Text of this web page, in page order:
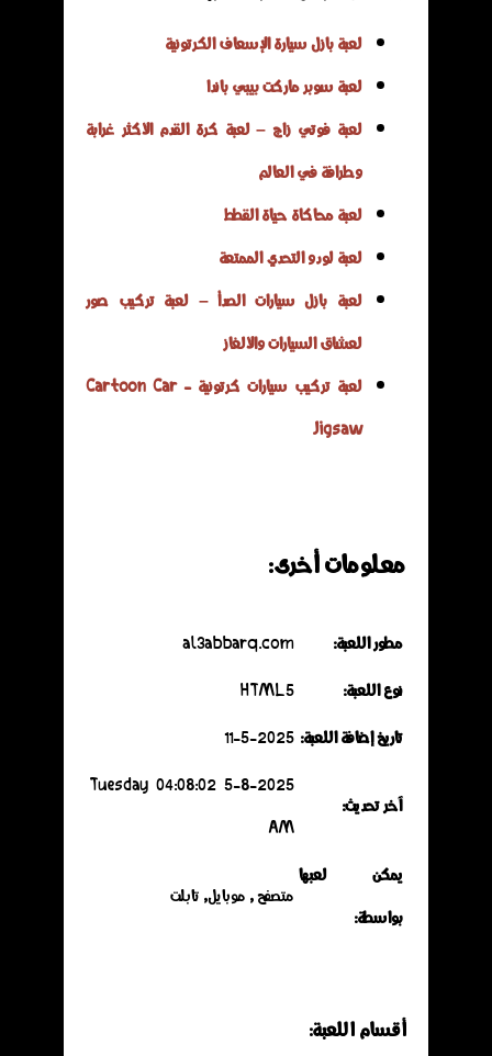
لعبة بازل سيارة الإسعاف الكرتونية
لعبة سوبر ماركت بيبي باندا
لعبة فوتي زاج – لعبة كرة القدم الأكثر غرابة
وطرافة في العالم
لعبة محاكاة حياة القطط
لعبة لودو التحدي الممتعة
لعبة بازل سيارات الصدأ – لعبة تركيب صور
لعشاق السيارات والألغاز
لعبة تركيب سيارات كرتونية - Cartoon Car
Jigsaw
معلومات أخرى:
مطور اللعبة:
al3abbarq.com
نوع اللعبة:
HTML5
تاريخ إضافة اللعبة: 11-5-2025
آخر تحديث:
5-8-2025 Tuesday 04:08:02
AM
يمكن لعبها
بواسطة:
متصفح , موبايل, تابلت
أقسـام اللعـبة: